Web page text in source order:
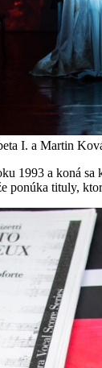
I. a Martin
1993 a koná
ponúka tituly,